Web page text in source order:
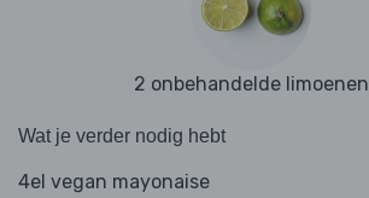
2 onbehandelde limoenen
Wat je verder nodig hebt
4el vegan mayonaise